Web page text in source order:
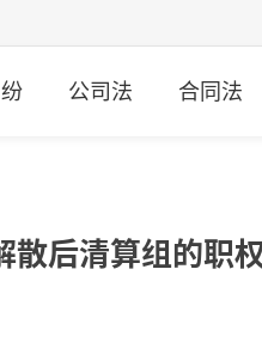
公司法 合同法
后清算组的职权